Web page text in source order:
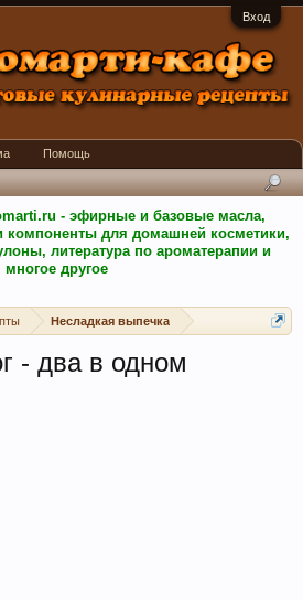
Вход
- эфирные и базовые масла,
компоненты для домашней косметики,
литература по ароматерапии и
многое другое
Несладкая выпечка
- два в одном
Помощь